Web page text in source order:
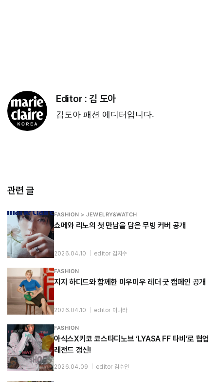
Editor : 김 도아
김도아 패션 에디터입니다.
관련 글
FASHION > JEWELRY&WATCH
쇼메와 리노의 첫 만남을 담은 무빙 커버 공개
2026.04.10 editor 김지수
FASHION
지지 하디드와 함께한 미우미우 레더 굿 캠페인 공개
2026.04.10 editor 이나라
FASHION
아식스X키코 코스타디노브 ‘LYASA FF 타비’로 협업
레전드 갱신!
2026.04.09 editor 김수인